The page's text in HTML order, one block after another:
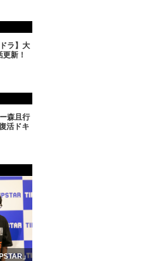
ラ】大
新！
森且行
活ドキ
」